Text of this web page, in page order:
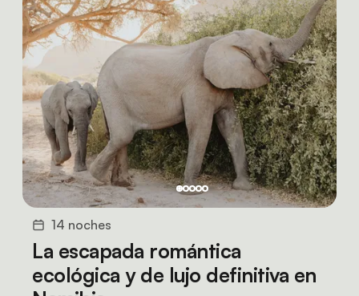
14 noches
La escapada romántica
ecológica y de lujo definitiva en